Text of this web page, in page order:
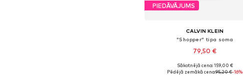
PIEDĀVĀJUMS
CALVIN KLEIN
"Shopper" tipa soma
79,50 €
Pieejamie izmēri: One Size
Sākotnējā cena: 159,00 €
Pēdējā zemākā cena:95,20 €-16%